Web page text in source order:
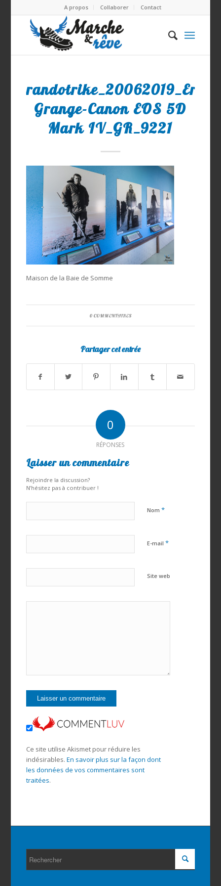
A propos Collaborer Contact
randotrike_20062019_Eric
Grange-Canon EOS 5D
Mark IV_GR_9221
Maison de la Baie de Somme
0 COMMENTAIRES
Partager cet entrée
0
RÉPONSES
Laisser un commentaire
Rejoindre la discussion?
N’hésitez pas à contribuer !
Nom *
E-mail *
Site web
Ce site utilise Akismet pour réduire les
indésirables. En savoir plus sur la façon dont
les données de vos commentaires sont
traitées.